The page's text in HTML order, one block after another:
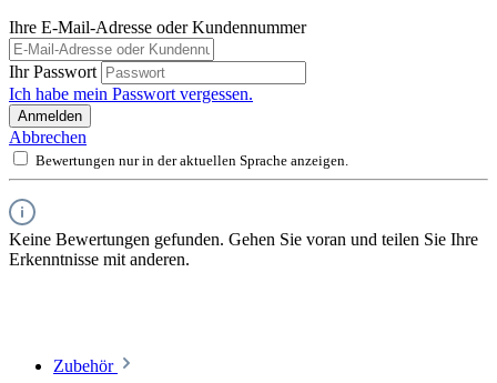
Ihre E-Mail-Adresse oder Kundennummer
Ihr Passwort
Ich habe mein Passwort vergessen.
Anmelden
Abbrechen
Bewertungen nur in der aktuellen Sprache anzeigen.
Keine Bewertungen gefunden. Gehen Sie voran und teilen Sie Ihre
Erkenntnisse mit anderen.
Zubehör